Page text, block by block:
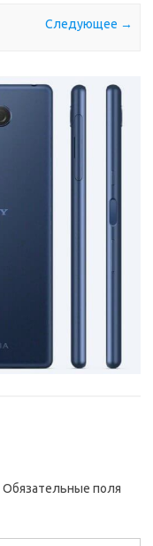
Следующее →
Обязательные поля